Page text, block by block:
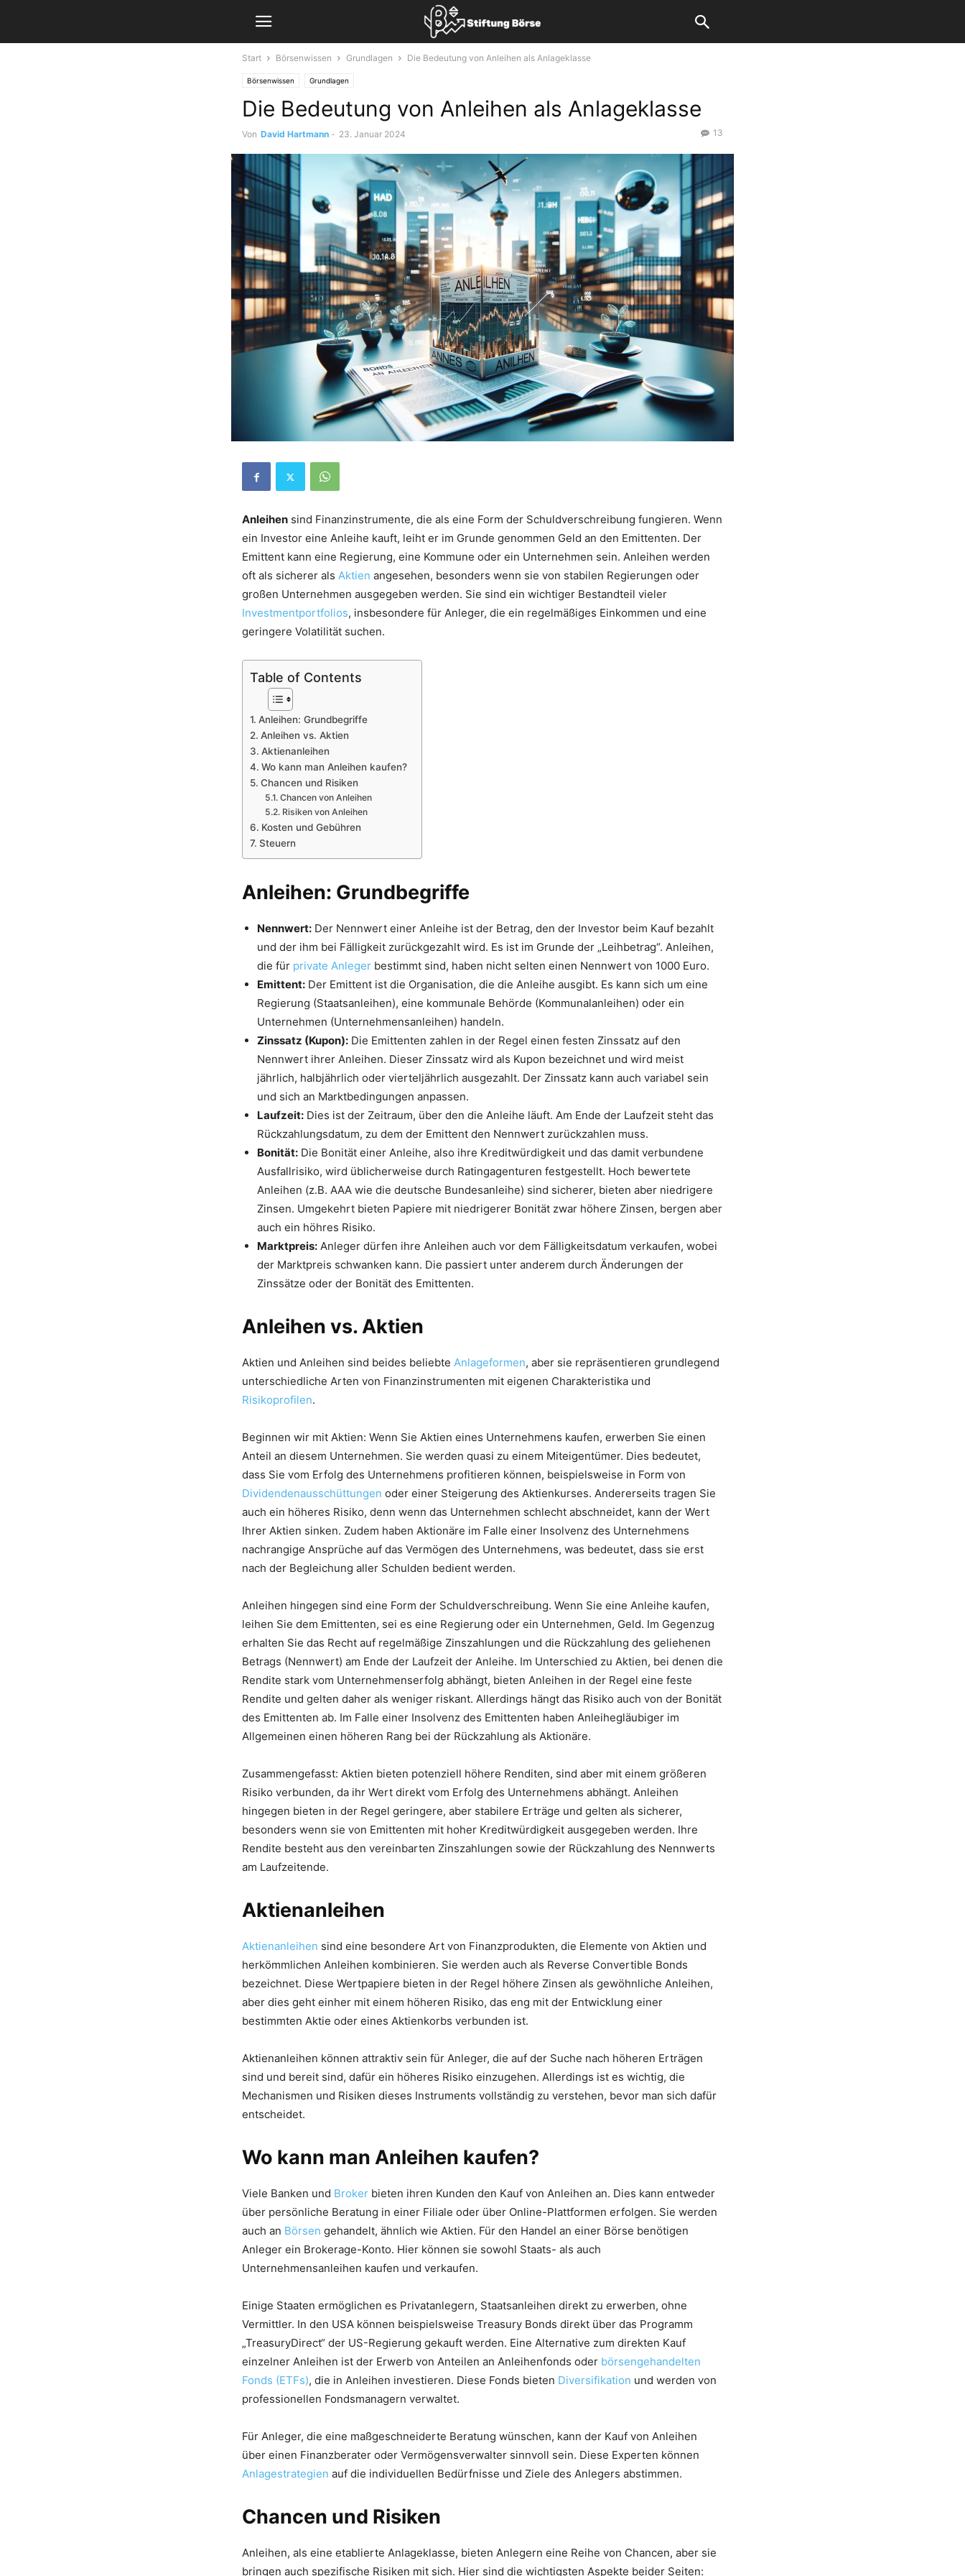
Start Börsenwissen Grundlagen Die Bedeutung von Anleihen als Anlageklasse
Börsenwissen Grundlagen
Die Bedeutung von Anleihen als Anlageklasse
Von David Hartmann - 23. Januar 2024 13
Anleihen sind Finanzinstrumente, die als eine Form der Schuldverschreibung fungieren. Wenn
ein Investor eine Anleihe kauft, leiht er im Grunde genommen Geld an den Emittenten. Der
Emittent kann eine Regierung, eine Kommune oder ein Unternehmen sein. Anleihen werden
oft als sicherer als Aktien angesehen, besonders wenn sie von stabilen Regierungen oder
großen Unternehmen ausgegeben werden. Sie sind ein wichtiger Bestandteil vieler
Investmentportfolios, insbesondere für Anleger, die ein regelmäßiges Einkommen und eine
geringere Volatilität suchen.
Table of Contents
Anleihen: Grundbegriffe
Anleihen vs. Aktien
Aktienanleihen
Wo kann man Anleihen kaufen?
Chancen und Risiken
Chancen von Anleihen
Risiken von Anleihen
Kosten und Gebühren
Steuern
Anleihen: Grundbegriffe
Nennwert: Der Nennwert einer Anleihe ist der Betrag, den der Investor beim Kauf bezahlt
und der ihm bei Fälligkeit zurückgezahlt wird. Es ist im Grunde der „Leihbetrag“. Anleihen,
die für private Anleger bestimmt sind, haben nicht selten einen Nennwert von 1000 Euro.
Emittent: Der Emittent ist die Organisation, die die Anleihe ausgibt. Es kann sich um eine
Regierung (Staatsanleihen), eine kommunale Behörde (Kommunalanleihen) oder ein
Unternehmen (Unternehmensanleihen) handeln.
Zinssatz (Kupon): Die Emittenten zahlen in der Regel einen festen Zinssatz auf den
Nennwert ihrer Anleihen. Dieser Zinssatz wird als Kupon bezeichnet und wird meist
jährlich, halbjährlich oder vierteljährlich ausgezahlt. Der Zinssatz kann auch variabel sein
und sich an Marktbedingungen anpassen.
Laufzeit: Dies ist der Zeitraum, über den die Anleihe läuft. Am Ende der Laufzeit steht das
Rückzahlungsdatum, zu dem der Emittent den Nennwert zurückzahlen muss.
Bonität: Die Bonität einer Anleihe, also ihre Kreditwürdigkeit und das damit verbundene
Ausfallrisiko, wird üblicherweise durch Ratingagenturen festgestellt. Hoch bewertete
Anleihen (z.B. AAA wie die deutsche Bundesanleihe) sind sicherer, bieten aber niedrigere
Zinsen. Umgekehrt bieten Papiere mit niedrigerer Bonität zwar höhere Zinsen, bergen aber
auch ein höhres Risiko.
Marktpreis: Anleger dürfen ihre Anleihen auch vor dem Fälligkeitsdatum verkaufen, wobei
der Marktpreis schwanken kann. Die passiert unter anderem durch Änderungen der
Zinssätze oder der Bonität des Emittenten.
Anleihen vs. Aktien
Aktien und Anleihen sind beides beliebte Anlageformen, aber sie repräsentieren grundlegend
unterschiedliche Arten von Finanzinstrumenten mit eigenen Charakteristika und
Risikoprofilen.
Beginnen wir mit Aktien: Wenn Sie Aktien eines Unternehmens kaufen, erwerben Sie einen
Anteil an diesem Unternehmen. Sie werden quasi zu einem Miteigentümer. Dies bedeutet,
dass Sie vom Erfolg des Unternehmens profitieren können, beispielsweise in Form von
Dividendenausschüttungen oder einer Steigerung des Aktienkurses. Andererseits tragen Sie
auch ein höheres Risiko, denn wenn das Unternehmen schlecht abschneidet, kann der Wert
Ihrer Aktien sinken. Zudem haben Aktionäre im Falle einer Insolvenz des Unternehmens
nachrangige Ansprüche auf das Vermögen des Unternehmens, was bedeutet, dass sie erst
nach der Begleichung aller Schulden bedient werden.
Anleihen hingegen sind eine Form der Schuldverschreibung. Wenn Sie eine Anleihe kaufen,
leihen Sie dem Emittenten, sei es eine Regierung oder ein Unternehmen, Geld. Im Gegenzug
erhalten Sie das Recht auf regelmäßige Zinszahlungen und die Rückzahlung des geliehenen
Betrags (Nennwert) am Ende der Laufzeit der Anleihe. Im Unterschied zu Aktien, bei denen die
Rendite stark vom Unternehmenserfolg abhängt, bieten Anleihen in der Regel eine feste
Rendite und gelten daher als weniger riskant. Allerdings hängt das Risiko auch von der Bonität
des Emittenten ab. Im Falle einer Insolvenz des Emittenten haben Anleihegläubiger im
Allgemeinen einen höheren Rang bei der Rückzahlung als Aktionäre.
Zusammengefasst: Aktien bieten potenziell höhere Renditen, sind aber mit einem größeren
Risiko verbunden, da ihr Wert direkt vom Erfolg des Unternehmens abhängt. Anleihen
hingegen bieten in der Regel geringere, aber stabilere Erträge und gelten als sicherer,
besonders wenn sie von Emittenten mit hoher Kreditwürdigkeit ausgegeben werden. Ihre
Rendite besteht aus den vereinbarten Zinszahlungen sowie der Rückzahlung des Nennwerts
am Laufzeitende.
Aktienanleihen
Aktienanleihen sind eine besondere Art von Finanzprodukten, die Elemente von Aktien und
herkömmlichen Anleihen kombinieren. Sie werden auch als Reverse Convertible Bonds
bezeichnet. Diese Wertpapiere bieten in der Regel höhere Zinsen als gewöhnliche Anleihen,
aber dies geht einher mit einem höheren Risiko, das eng mit der Entwicklung einer
bestimmten Aktie oder eines Aktienkorbs verbunden ist.
Aktienanleihen können attraktiv sein für Anleger, die auf der Suche nach höheren Erträgen
sind und bereit sind, dafür ein höheres Risiko einzugehen. Allerdings ist es wichtig, die
Mechanismen und Risiken dieses Instruments vollständig zu verstehen, bevor man sich dafür
entscheidet.
Wo kann man Anleihen kaufen?
Viele Banken und Broker bieten ihren Kunden den Kauf von Anleihen an. Dies kann entweder
über persönliche Beratung in einer Filiale oder über Online-Plattformen erfolgen. Sie werden
auch an Börsen gehandelt, ähnlich wie Aktien. Für den Handel an einer Börse benötigen
Anleger ein Brokerage-Konto. Hier können sie sowohl Staats- als auch
Unternehmensanleihen kaufen und verkaufen.
Einige Staaten ermöglichen es Privatanlegern, Staatsanleihen direkt zu erwerben, ohne
Vermittler. In den USA können beispielsweise Treasury Bonds direkt über das Programm
„TreasuryDirect“ der US-Regierung gekauft werden. Eine Alternative zum direkten Kauf
einzelner Anleihen ist der Erwerb von Anteilen an Anleihenfonds oder börsengehandelten
Fonds (ETFs), die in Anleihen investieren. Diese Fonds bieten Diversifikation und werden von
professionellen Fondsmanagern verwaltet.
Für Anleger, die eine maßgeschneiderte Beratung wünschen, kann der Kauf von Anleihen
über einen Finanzberater oder Vermögensverwalter sinnvoll sein. Diese Experten können
Anlagestrategien auf die individuellen Bedürfnisse und Ziele des Anlegers abstimmen.
Chancen und Risiken
Anleihen, als eine etablierte Anlageklasse, bieten Anlegern eine Reihe von Chancen, aber sie
bringen auch spezifische Risiken mit sich. Hier sind die wichtigsten Aspekte beider Seiten: